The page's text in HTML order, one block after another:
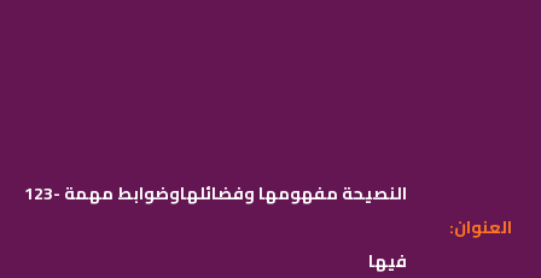
123- النصيحة مفهومها وفضائلهاوضوابط مهمة
فيها
:العنوان